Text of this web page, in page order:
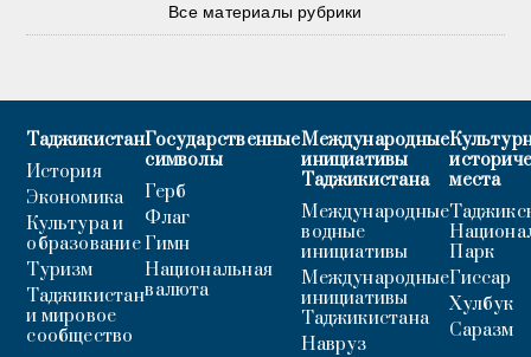
Все материалы рубрики
Таджикистан
История
Экономика
Культура и
образование
Туризм
Таджикистан
и мировое
сообщество
Государственные
символы
Герб
Флаг
Гимн
Национальная
валюта
Международные
инициативы
Таджикистана
Международные
водные
инициативы
Международные
инициативы
Таджикистана
Навруз
места
Парк
Гиссар
Хулбук
Саразм